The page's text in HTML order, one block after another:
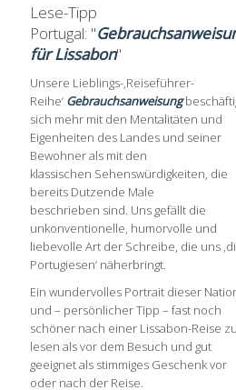
Lese-Tipp
Portugal: "
für Lissabon"
Unsere Lieblings-‚Reiseführer-
Reihe‘ Gebrauchsanweisung
sich mehr mit den Mentalitäten und
Eigenheiten des Landes und seiner
Bewohner als mit den
klassischen Sehenswürdigkeiten, die
bereits Dutzende Male
beschrieben sind. Uns gefällt die
unkonventionelle, humorvolle und
liebevolle Art der Schreibe, die uns
Portugiesen‘ näherbringt.
Ein wundervolles Portrait dieser
und – persönlicher Tipp – fast noch
schöner nach einer Lissabon-Reise zu
lesen als vor dem Besuch und gut
geeignet als stimmiges Geschenk vor
oder nach der Reise.